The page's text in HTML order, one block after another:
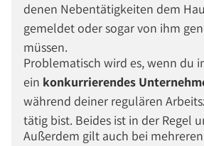
denen Nebentätigkeiten dem
gemeldet oder sogar von ihm
müssen.
Problematisch wird es, wenn du
ein konkurrierendes
während deiner regulären
tätig bist. Beides ist in der Regel
Außerdem gilt auch bei mehreren